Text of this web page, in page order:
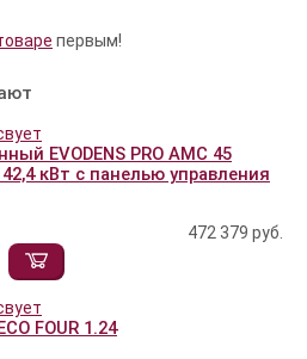
первым!
EVODENS PRO AMC 45
кВт c панелью управления
472 379 руб.
FOUR 1.24